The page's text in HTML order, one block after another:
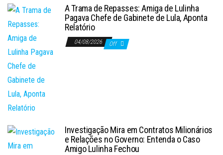
A Trama de Repasses: Amiga de Lulinha
Pagava Chefe de Gabinete de Lula, Aponta
Relatório
04/08/2026 Off
Investigação Mira em Contratos Milionários
e Relações no Governo: Entenda o Caso
Amigo Lulinha Fechou